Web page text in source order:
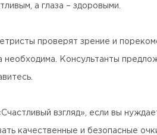
а глаза – здоровыми.
проверят зрение и
необходима. Консультанты
взгляд», если вы
качественные и безопасные